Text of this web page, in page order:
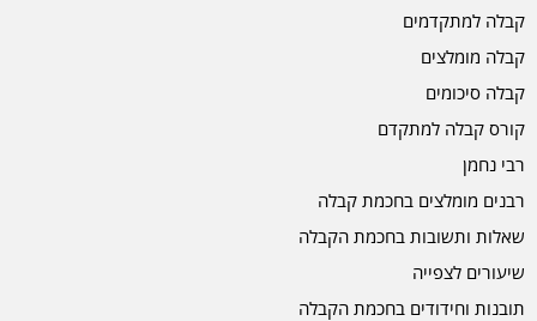
קבלה למתקדמים
קבלה מומלצים
קבלה סיכומים
קורס קבלה למתקדם
רבי נחמן
רבנים מומלצים בחכמת קבלה
שאלות ותשובות בחכמת הקבלה
שיעורים לצפייה
תובנות וחידודים בחכמת הקבלה